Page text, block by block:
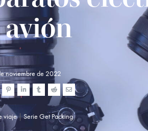
avión
noviembre de 2022
viaje|Serie Get Packing